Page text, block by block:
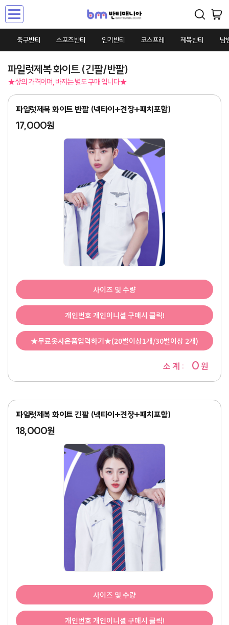
Toggle
navigation
축구반티 스포츠반티 인기반티 코스프레 제복반티 남
파일럿제복 화이트 (긴팔/반팔)
★상의 가격이며, 바지는 별도 구매 입니다★
파일럿제복 화이트 반팔 (넥타이+견장+패치포함)
17,000원
사이즈 및 수량
개인번호 개인이니셜 구매시 클릭!
★무료옷사은품입력하기★(20벌이상1개/30벌이상 2개)
소 계 : 0원
파일럿제복 화이트 긴팔 (넥타이+견장+패치포함)
18,000원
사이즈 및 수량
개인번호 개인이니셜 구매시 클릭!